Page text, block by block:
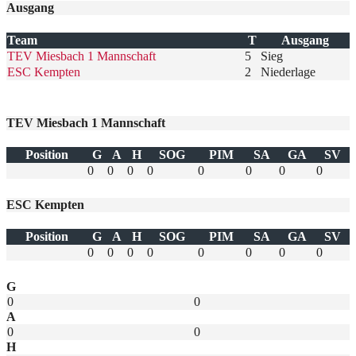
Ausgang
Team T
Ausgang
TEV Miesbach 1 Mannschaft
5
Sieg
ESC Kempten
2 Niederlage
TEV Miesbach 1 Mannschaft
Position G A H SOG PIM SA GA
SV
0
0 0 0 0 0 0 0
ESC Kempten
Position G A H SOG PIM SA GA
SV
0
0 0 0 0 0 0 0
G
0
0
A
0
0
H